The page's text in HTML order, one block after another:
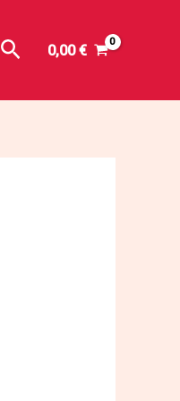
Buscar
0,00€